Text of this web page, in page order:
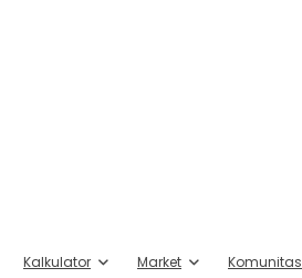
Kalkulator Market Komunitas